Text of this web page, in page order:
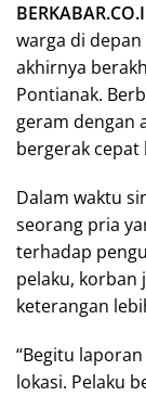
warga di
akhirnya
Pontianak.
geram dengan
bergerak cepat
Dalam waktu
seorang pria
terhadap
pelaku,
keterangan
“Begitu
lokasi. Pelaku